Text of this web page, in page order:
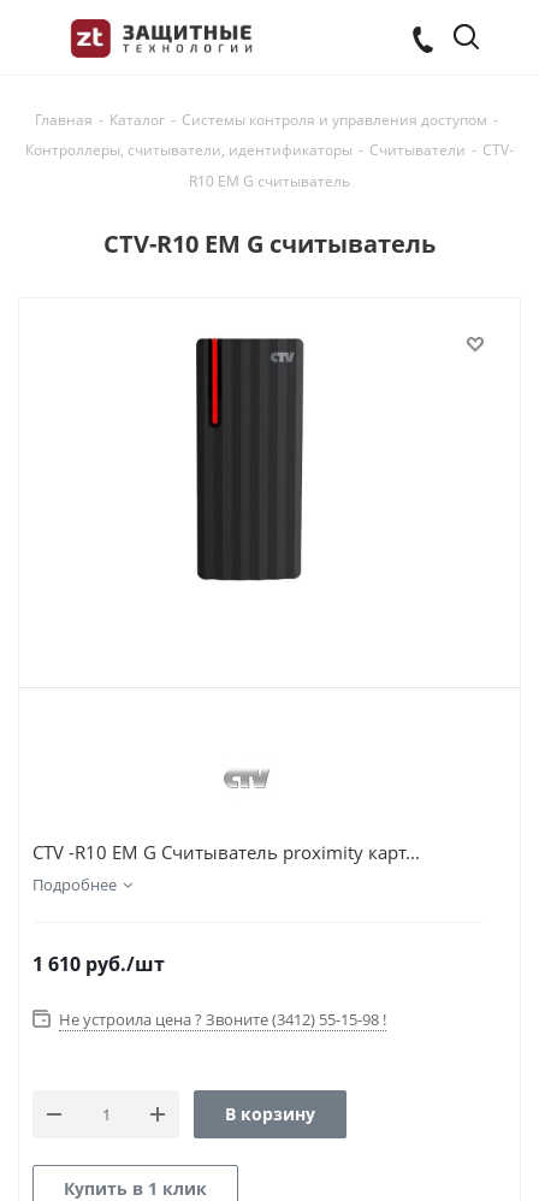
Главная - Каталог - Системы контроля и управления доступом -
Контроллеры, считыватели, идентификаторы - Считыватели - CTV-
R10 EM G считыватель
CTV-R10 EM G считыватель
CTV -R10 EM G Считыватель proximity карт...
Подробнее
1 610 руб./шт
Не устроила цена ? Звоните (3412) 55-15-98 !
В корзину
Купить в 1 клик